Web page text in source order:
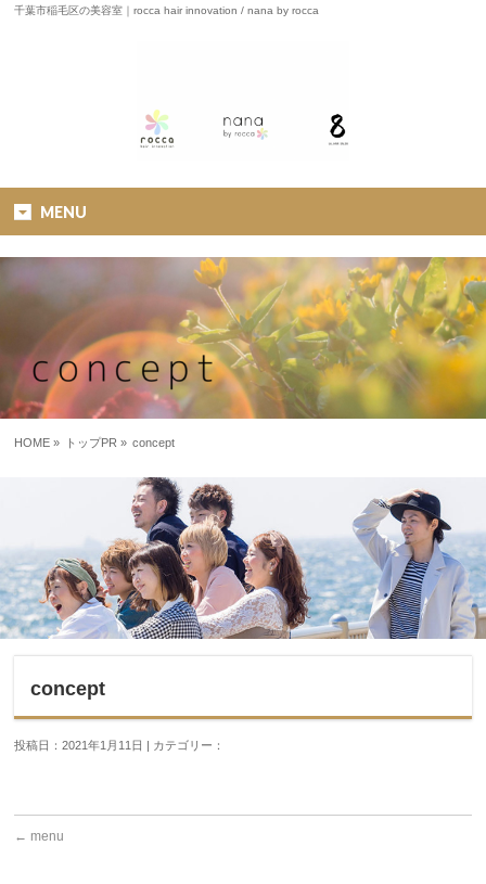
千葉市稲毛区の美容室｜rocca hair innovation / nana by rocca
MENU
HOME » トップPR » concept
concept
投稿日：2021年1月11日 | カテゴリー：
← menu